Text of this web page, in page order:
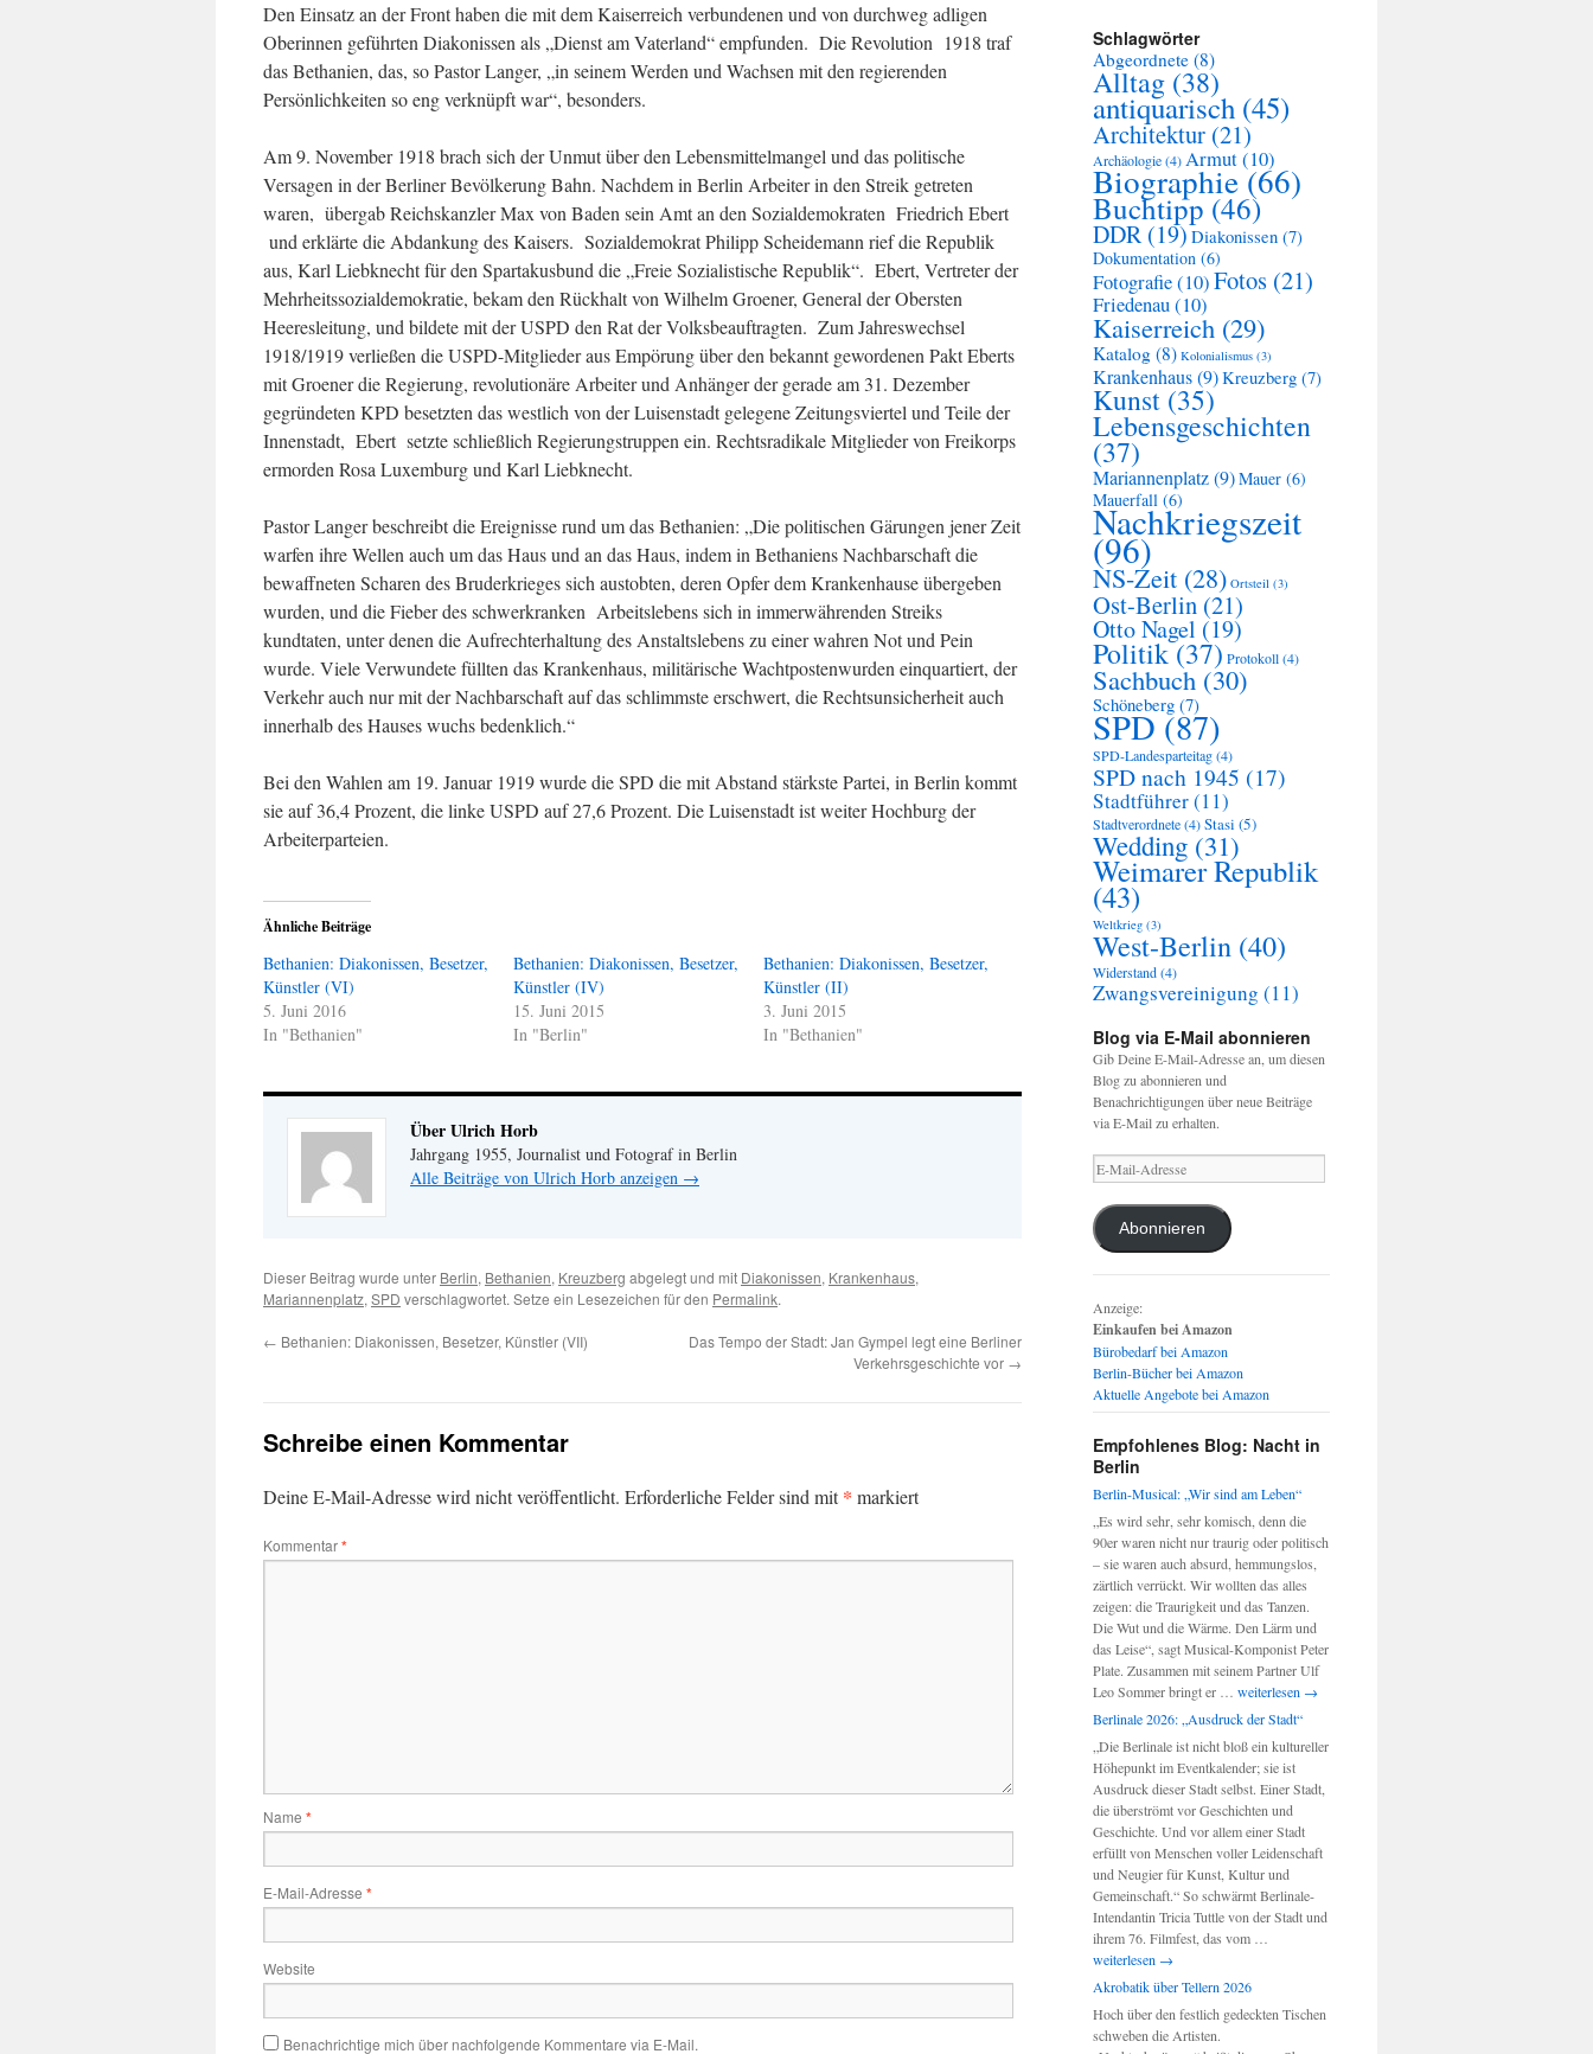
Den Einsatz an der Front haben die mit dem Kaiserreich verbundenen und von durchweg adligen
Oberinnen geführten Diakonissen als „Dienst am Vaterland“ empfunden. Die Revolution 1918 traf
das Bethanien, das, so Pastor Langer, „in seinem Werden und Wachsen mit den regierenden
Persönlichkeiten so eng verknüpft war“, besonders.
Am 9. November 1918 brach sich der Unmut über den Lebensmittelmangel und das politische
Versagen in der Berliner Bevölkerung Bahn. Nachdem in Berlin Arbeiter in den Streik getreten
waren, übergab Reichskanzler Max von Baden sein Amt an den Sozialdemokraten Friedrich Ebert
und erklärte die Abdankung des Kaisers. Sozialdemokrat Philipp Scheidemann rief die Republik
aus, Karl Liebknecht für den Spartakusbund die „Freie Sozialistische Republik“. Ebert, Vertreter der
Mehrheitssozialdemokratie, bekam den Rückhalt von Wilhelm Groener, General der Obersten
Heeresleitung, und bildete mit der USPD den Rat der Volksbeauftragten. Zum Jahreswechsel
1918/1919 verließen die USPD-Mitglieder aus Empörung über den bekannt gewordenen Pakt Eberts
mit Groener die Regierung, revolutionäre Arbeiter und Anhänger der gerade am 31. Dezember
gegründeten KPD besetzten das westlich von der Luisenstadt gelegene Zeitungsviertel und Teile der
Innenstadt, Ebert setzte schließlich Regierungstruppen ein. Rechtsradikale Mitglieder von Freikorps
ermorden Rosa Luxemburg und Karl Liebknecht.
Pastor Langer beschreibt die Ereignisse rund um das Bethanien: „Die politischen Gärungen jener Zeit
warfen ihre Wellen auch um das Haus und an das Haus, indem in Bethaniens Nachbarschaft die
bewaffneten Scharen des Bruderkrieges sich austobten, deren Opfer dem Krankenhause übergeben
wurden, und die Fieber des schwerkranken Arbeitslebens sich in immerwährenden Streiks
kundtaten, unter denen die Aufrechterhaltung des Anstaltslebens zu einer wahren Not und Pein
wurde. Viele Verwundete füllten das Krankenhaus, militärische Wachtpostenwurden einquartiert, der
Verkehr auch nur mit der Nachbarschaft auf das schlimmste erschwert, die Rechtsunsicherheit auch
innerhalb des Hauses wuchs bedenklich.“
Bei den Wahlen am 19. Januar 1919 wurde die SPD die mit Abstand stärkste Partei, in Berlin kommt
sie auf 36,4 Prozent, die linke USPD auf 27,6 Prozent. Die Luisenstadt ist weiter Hochburg der
Arbeiterparteien.
Ähnliche Beiträge
Bethanien: Diakonissen, Besetzer,
Künstler (VI)
5. Juni 2016
In "Bethanien"
Bethanien: Diakonissen, Besetzer,
Künstler (IV)
15. Juni 2015
In "Berlin"
Bethanien: Diakonissen, Besetzer,
Künstler (II)
3. Juni 2015
In "Bethanien"
Über Ulrich Horb
Jahrgang 1955, Journalist und Fotograf in Berlin
Alle Beiträge von Ulrich Horb anzeigen →
Dieser Beitrag wurde unter Berlin, Bethanien, Kreuzberg abgelegt und mit Diakonissen, Krankenhaus,
Mariannenplatz, SPD verschlagwortet. Setze ein Lesezeichen für den Permalink.
← Bethanien: Diakonissen, Besetzer, Künstler (VII)
Das Tempo der Stadt: Jan Gympel legt eine Berliner
Verkehrsgeschichte vor →
Schreibe einen Kommentar
Deine E-Mail-Adresse wird nicht veröffentlicht. Erforderliche Felder sind mit* markiert
Kommentar*
Name *
E-Mail-Adresse *
Website
Benachrichtige mich über nachfolgende Kommentare via E-Mail.
Schlagwörter
Abgeordnete (8)
Alltag (38)
antiquarisch (45)
Architektur (21)
Archäologie(4)Armut(10)
Biographie(66)
Buchtipp (46)
DDR (19) Diakonissen (7)
Dokumentation (6)
Fotografie(10)Fotos (21)
Friedenau(10)
Kaiserreich (29)
Katalog (8) Kolonialismus (3)
Krankenhaus(9)Kreuzberg (7)
Kunst (35)
Lebensgeschichten
(37)
Mariannenplatz(9)Mauer (6)
Mauerfall (6)
Nachkriegszeit
(96)
NS-Zeit (28) Ortsteil (3)
Ost-Berlin (21)
Otto Nagel (19)
Politik(37) Protokoll(4)
Sachbuch (30)
Schöneberg (7)
SPD(87)
SPD-Landesparteitag(4)
SPD nach 1945 (17)
Stadtführer(11)
Stadtverordnete(4)Stasi (5)
Wedding (31)
Weimarer Republik
(43)
Weltkrieg (3)
West-Berlin (40)
Widerstand(4)
Zwangsvereinigung (11)
Blog via E-Mail abonnieren
Gib Deine E-Mail-Adresse an, um diesen
Blog zu abonnieren und
Benachrichtigungen über neue Beiträge
via E-Mail zu erhalten.
E-
Mail-
Adresse
Abonnieren
Anzeige:
Einkaufen bei Amazon
Bürobedarf bei Amazon
Berlin-Bücher bei Amazon
Aktuelle Angebote bei Amazon
Empfohlenes Blog: Nacht in
Berlin
Berlin-Musical: „Wir sind am Leben“
„Es wird sehr, sehr komisch, denn die
90er waren nicht nur traurig oder politisch
– sie waren auch absurd, hemmungslos,
zärtlich verrückt. Wir wollten das alles
zeigen: die Traurigkeit und das Tanzen.
Die Wut und die Wärme. Den Lärm und
das Leise“, sagt Musical-Komponist Peter
Plate. Zusammen mit seinem Partner Ulf
Leo Sommer bringt er … Berlin-
Musical:
sind
am
Leben“
weiterlesen →
Berlinale 2026: „Ausdruck der Stadt“
„Die Berlinale ist nicht bloß ein kultureller
Höhepunkt im Eventkalender; sie ist
Ausdruck dieser Stadt selbst. Einer Stadt,
die überströmt vor Geschichten und
Geschichte. Und vor allem einer Stadt
erfüllt von Menschen voller Leidenschaft
und Neugier für Kunst, Kultur und
Gemeinschaft.“ So schwärmt Berlinale-
Intendantin Tricia Tuttle von der Stadt und
ihrem 76. Filmfest, das vom …
Stadt“
weiterlesen →
Akrobatik über Tellern 2026
Hoch über den festlich gedeckten Tischen
schweben die Artisten.